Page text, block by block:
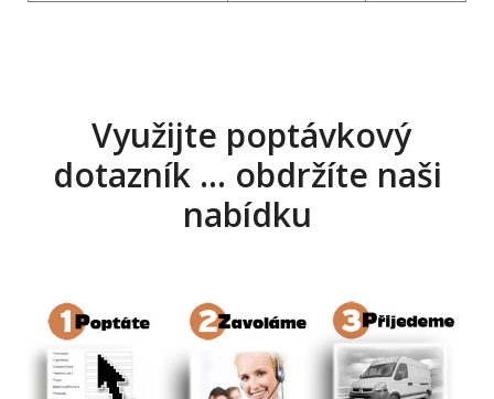
Využijte poptávkový
dotazník … obdržíte naši
nabídku